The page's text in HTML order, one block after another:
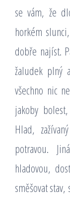
se vám, že
horkém
dobře najíst.
žaludek plný
všechno nic
jakoby
Hlad,
potravou.
hladovou,
směšovat